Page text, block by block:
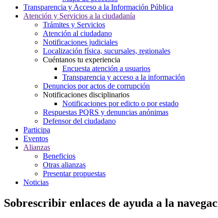
Transparencia y Acceso a la Información Pública
Atención y Servicios a la ciudadanía
Trámites y Servicios
Atención al ciudadano
Notificaciones judiciales
Localización física, sucursales, regionales
Cuéntanos tu experiencia
Encuesta atención a usuarios
Transparencia y acceso a la información
Denuncios por actos de corrupción
Notificaciones disciplinarios
Notificaciones por edicto o por estado
Respuestas PQRS y denuncias anónimas
Defensor del ciudadano
Participa
Eventos
Alianzas
Beneficios
Otras alianzas
Presentar propuestas
Noticias
Sobrescribir enlaces de ayuda a la